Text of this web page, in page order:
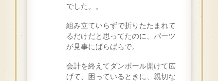
でした。。
組み立ていらずで折りたたまれて
るだけだと思ってたのに、パーツ
が見事にばらばらで。
会計を終えてダンボール開けて広
げて、困っているときに、親切な